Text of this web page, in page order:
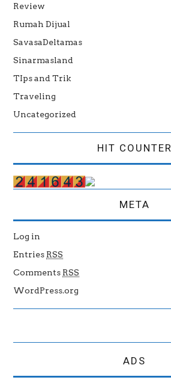
Review
Rumah Dijual
SavasaDeltamas
Sinarmasland
TIps and Trik
Traveling
Uncategorized
HIT COUNTER
META
Log in
Entries RSS
Comments RSS
WordPress.org
ADS